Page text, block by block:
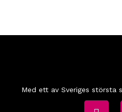
Med ett av Sveriges största